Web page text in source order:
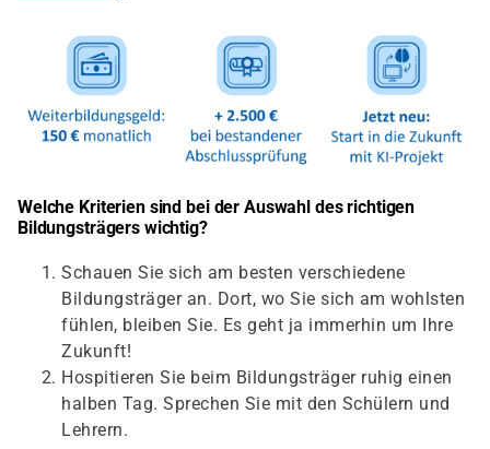
Welche Kriterien sind bei der Auswahl des richtigen
Bildungsträgers wichtig?
Schauen Sie sich am besten verschiedene
Bildungsträger an. Dort, wo Sie sich am wohlsten
fühlen, bleiben Sie. Es geht ja immerhin um Ihre
Zukunft!
Hospitieren Sie beim Bildungsträger ruhig einen
halben Tag. Sprechen Sie mit den Schülern und
Lehrern.